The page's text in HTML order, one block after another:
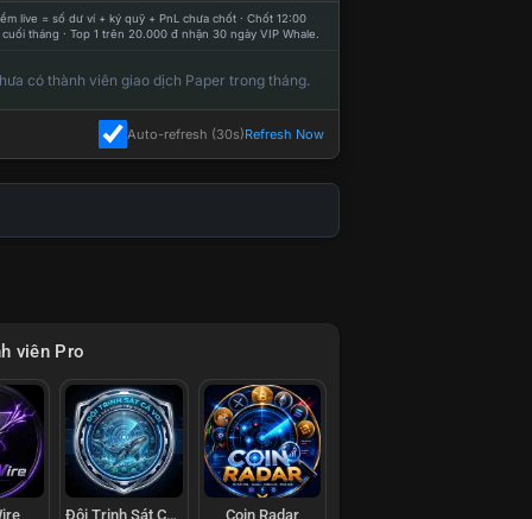
live = số dư ví + ký quỹ + PnL chưa chốt · Chốt 12:00
tháng · Top 1 trên 20.000 đ nhận 30 ngày VIP Whale.
có thành viên giao dịch Paper trong tháng.
Auto-refresh (30s)Refresh Now
viên Pro
Đội Trinh Sát Cá Voi Coin Radar